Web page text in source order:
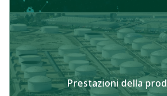
Prestazioni della